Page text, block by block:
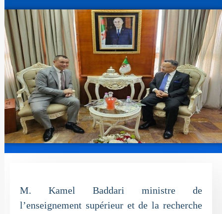
M. Kamel Baddari ministre de
l’enseignement supérieur et de la recherche